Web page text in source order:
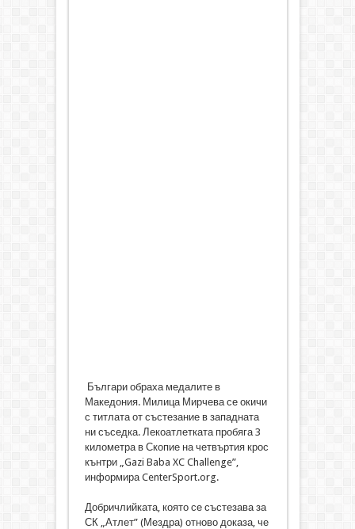
Българи обраха медалите в
Македония. Милица Мирчева се окичи
с титлата от състезание в западната
ни съседка. Лекоатлетката пробяга 3
километра в Скопие на четвъртия крос
кънтри „Gazi Baba XC Challenge”,
информира CenterSport.org.
Добричлийката, която се състезава за
СК „Атлет” (Мездра) отново доказа, че